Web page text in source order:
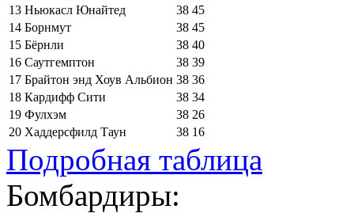
13 Ньюкасл Юнайтед 38 45
14 Борнмут 38 45
15 Бёрнли 38 40
16 Саутгемптон 38 39
17 Брайтон энд Хоув Альбион 38 36
18 Кардифф Сити 38 34
19 Фулхэм 38 26
20 Хаддерсфилд Таун 38 16
Подробная таблица
Бомбардиры: